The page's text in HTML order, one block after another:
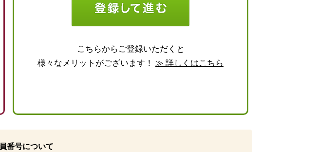
こちらからご登録いただくと
様々なメリットがございます！ ≫ 詳しくはこちら
番号について